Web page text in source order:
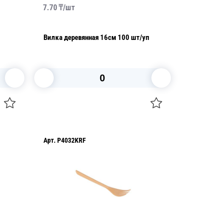
7.70₸/шт
Вилка деревянная 16см 100 шт/уп
Арт. P4032KRF